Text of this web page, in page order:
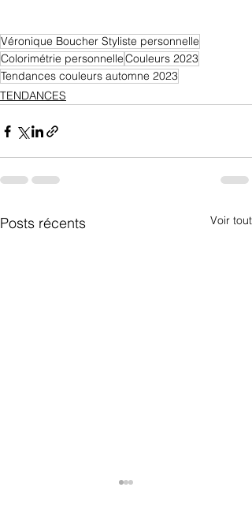
Véronique Boucher Styliste personnelle
Colorimétrie personnelleCouleurs 2023
Tendances couleurs automne 2023
TENDANCES
Posts récents Voir tout